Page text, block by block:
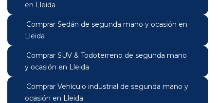
en Lleida
Comprar Sedán de segunda mano y ocasión en
Lleida
Comprar SUV & Todoterreno de segunda mano
y ocasión en Lleida
Comprar Vehículo industrial de segunda mano y
ocasión en Lleida